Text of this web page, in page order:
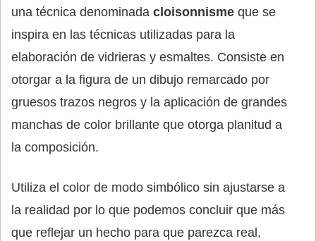
una técnica denominada cloisonnisme que se
inspira en las técnicas utilizadas para la
elaboración de vidrieras y esmaltes. Consiste en
otorgar a la figura de un dibujo remarcado por
gruesos trazos negros y la aplicación de grandes
manchas de color brillante que otorga planitud a
la composición.
Utiliza el color de modo simbólico sin ajustarse a
la realidad por lo que podemos concluir que más
que reflejar un hecho para que parezca real,